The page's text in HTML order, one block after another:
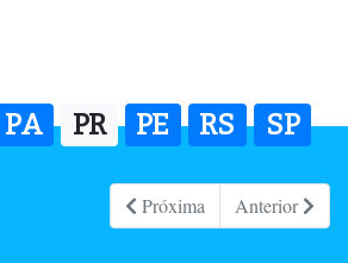
PA PR PE RS SP
Próxima Anterior